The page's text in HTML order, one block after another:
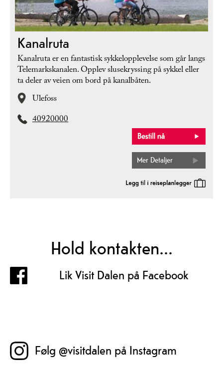
Kanalruta
Kanalruta er en fantastisk sykkelopplevelse som går langs
Telemarkskanalen. Opplev slusekryssing på sykkel eller
ta deler av veien om bord på kanalbåten.
Ulefoss
40920000
Mer Detaljer
Hold kontakten...
Lik Visit Dalen på Facebook
Følg @visitdalen på Instagram